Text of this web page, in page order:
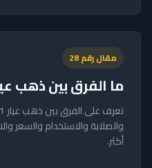
مقال رقم 28
ما الفرق بين ذهب عيار 21
والصلابة والاستخدام والسعر
أكثر.